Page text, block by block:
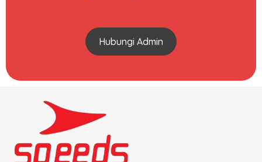
Hubungi Admin